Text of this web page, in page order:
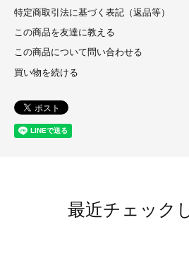
特定商取引法に基づく表記（返品等）
この商品を友達に教える
この商品について問い合わせる
買い物を続ける
最近チェック